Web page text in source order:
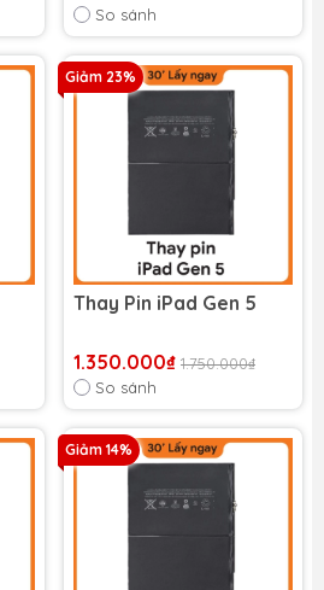
So sánh
Giảm 23%
Thay Pin iPad Gen 5
1.350.000₫ 1.750.000₫
So sánh
Giảm 14%